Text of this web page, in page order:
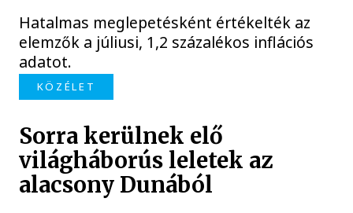
Hatalmas meglepetésként értékelték az
elemzők a júliusi, 1,2 százalékos inflációs
adatot.
KÖZÉLET
Sorra kerülnek elő
világháborús leletek az
alacsony Dunából